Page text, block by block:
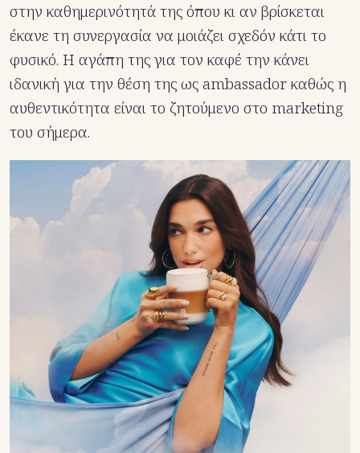
στην καθημερινότητά της όπου κι αν βρίσκεται
έκανε τη συνεργασία να μοιάζει σχεδόν κάτι το
φυσικό. Η αγάπη της για τον καφέ την κάνει
ιδανική για την θέση της ως ambassador καθώς η
αυθεντικότητα είναι το ζητούμενο στο marketing
του σήμερα.